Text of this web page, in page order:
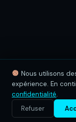
© 2026
Mentions
Nous utilisons
expérience. En
confidentialité.
Refuser